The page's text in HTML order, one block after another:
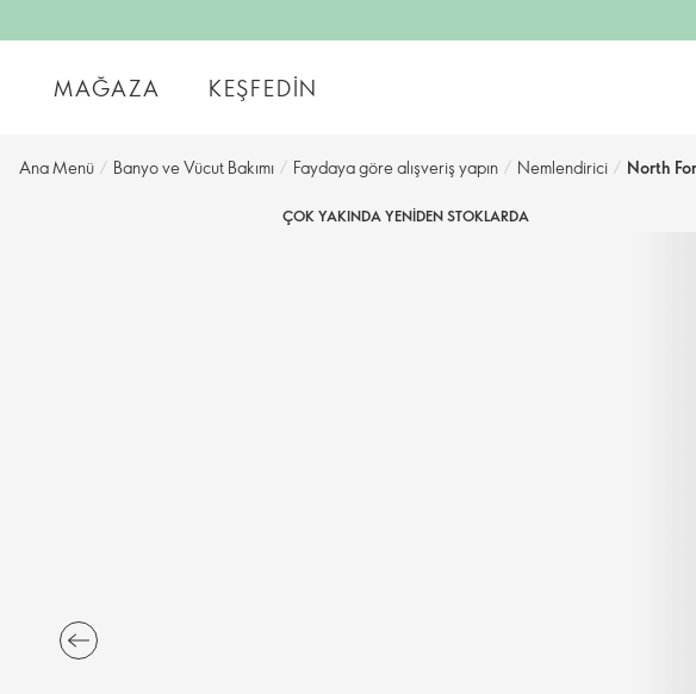
MAĞAZA KEŞFEDIN
Ana Menü / Banyo ve Vücut Bakımı / Faydaya göre alışveriş yapın / Nemlendirici / North
ÇOK YAKINDA YENIDEN STOKLARDA